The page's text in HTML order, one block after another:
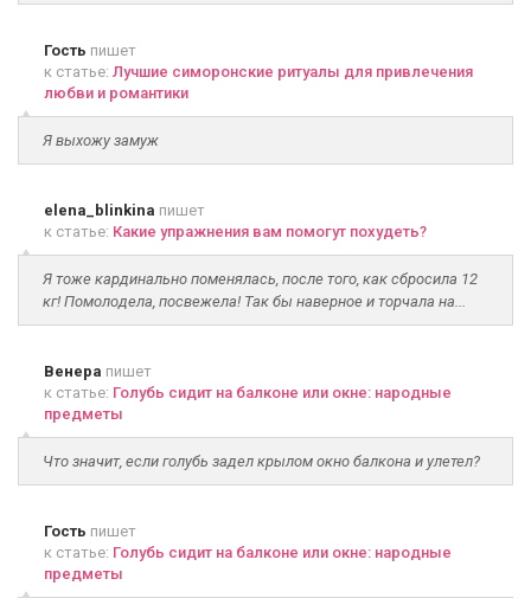
Гость пишет
к статье: Лучшие симоронские ритуалы для привлечения
любви и романтики
Я выхожу замуж
elena_blinkina пишет
к статье: Какие упражнения вам помогут похудеть?
Я тоже кардинально поменялась, после того, как сбросила 12
кг! Помолодела, посвежела! Так бы наверное и торчала на...
Венера пишет
к статье: Голубь сидит на балконе или окне: народные
предметы
Что значит, если голубь задел крылом окно балкона и улетел?
Гость пишет
к статье: Голубь сидит на балконе или окне: народные
предметы